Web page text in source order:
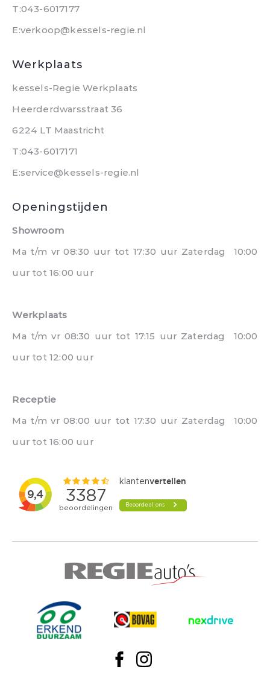
T:043-6017177
E:verkoop@kessels-regie.nl
Werkplaats
kessels-Regie Werkplaats
Heerderdwarsstraat 36
6224 LT Maastricht
T:043-6017171
E:service@kessels-regie.nl
Openingstijden
Showroom
Ma t/m vr 08:30 uur tot 17:30 uur Zaterdag 10:00
uur tot 16:00 uur
Werkplaats
Ma t/m vr 08:30 uur tot 17:15 uur Zaterdag 10:00
uur tot 12:00 uur
Receptie
Ma t/m vr 08:00 uur tot 17:30 uur Zaterdag 10:00
uur tot 16:00 uur